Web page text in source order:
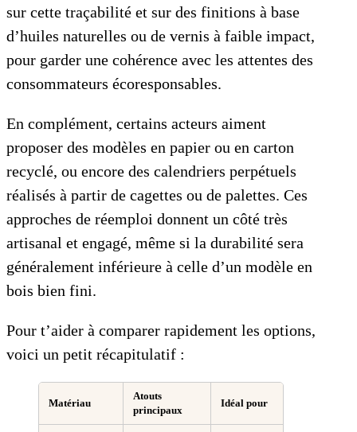
sur cette traçabilité et sur des finitions à base
d’huiles naturelles ou de vernis à faible impact,
pour garder une cohérence avec les attentes des
consommateurs écoresponsables.
En complément, certains acteurs aiment
proposer des modèles en papier ou en carton
recyclé, ou encore des calendriers perpétuels
réalisés à partir de cagettes ou de palettes. Ces
approches de réemploi donnent un côté très
artisanal et engagé, même si la durabilité sera
généralement inférieure à celle d’un modèle en
bois bien fini.
Pour t’aider à comparer rapidement les options,
voici un petit récapitulatif :
Matériau
Atouts
principaux
Idéal pour